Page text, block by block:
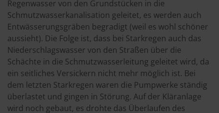
Regenwasser von den Grundstücken in die
Schmutzwasserkanalisation geleitet, es werden auch
Entwässerungsgräben begradigt (weil es wohl schöner
aussieht). Die Folge ist, dass bei Starkregen auch das
Niederschlagswasser von den Straßen über die
Schächte in die Schmutzwasserleitung geleitet wird, da
ein seitliches Versickern nicht mehr möglich ist. Bei
dem letzten Starkregen waren die Pumpwerke ständig
überlastet und gingen in Störung. Auf der Kläranlage
wird noch gebaut, es drohte das Überlaufen des